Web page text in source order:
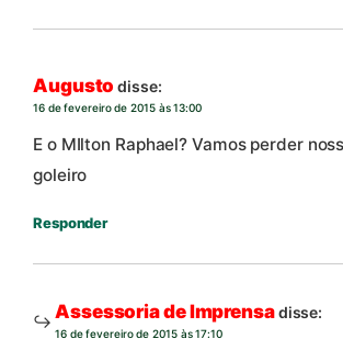
Augusto disse:
16 de fevereiro de 2015 às 13:00
E o MIlton Raphael? Vamos perder
goleiro
Responder
Assessoria de Imprensadisse:
16 de fevereiro de 2015 às 17:10